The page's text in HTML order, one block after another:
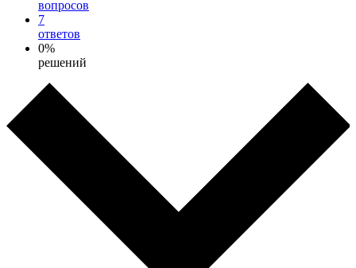
вопросов
7
ответов
0%
решений